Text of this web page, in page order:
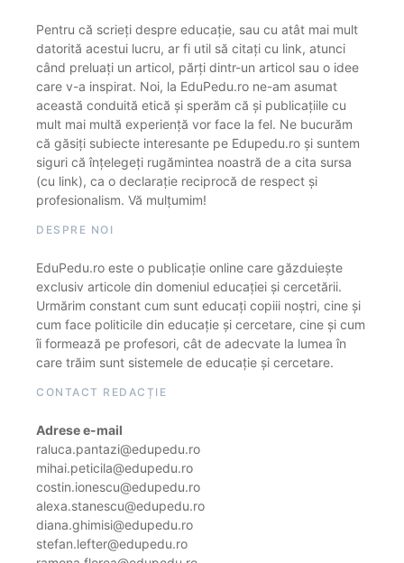
Pentru că scrieți despre educație, sau cu atât mai mult
datorită acestui lucru, ar fi util să citați cu link, atunci
când preluați un articol, părți dintr-un articol sau o idee
care v-a inspirat. Noi, la EduPedu.ro ne-am asumat
această conduită etică și sperăm că și publicațiile cu
mult mai multă experiență vor face la fel. Ne bucurăm
că găsiți subiecte interesante pe Edupedu.ro și suntem
siguri că înțelegeți rugămintea noastră de a cita sursa
(cu link), ca o declarație reciprocă de respect și
profesionalism. Vă mulțumim!
DESPRE NOI
EduPedu.ro este o publicație online care găzduiește
exclusiv articole din domeniul educației și cercetării.
Urmărim constant cum sunt educați copiii noștri, cine și
cum face politicile din educație și cercetare, cine și cum
îi formează pe profesori, cât de adecvate la lumea în
care trăim sunt sistemele de educație și cercetare.
CONTACT REDACȚIE
Adrese e-mail
raluca.pantazi@edupedu.ro
mihai.peticila@edupedu.ro
costin.ionescu@edupedu.ro
alexa.stanescu@edupedu.ro
diana.ghimisi@edupedu.ro
stefan.lefter@edupedu.ro